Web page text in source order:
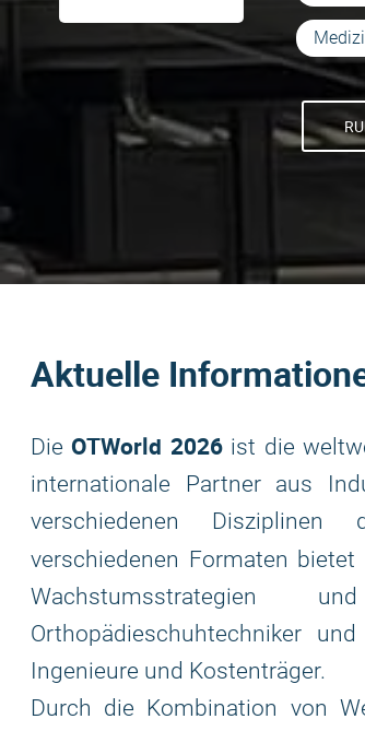
Aktuelle
DieOTWorld 2026ist die
internationale Partner aus
verschiedenen Disziplinen
verschiedenen Formaten
Wachstumsstrategien
Orthopädieschuhtechniker
Ingenieure und Kostenträger.
Durch die Kombination von